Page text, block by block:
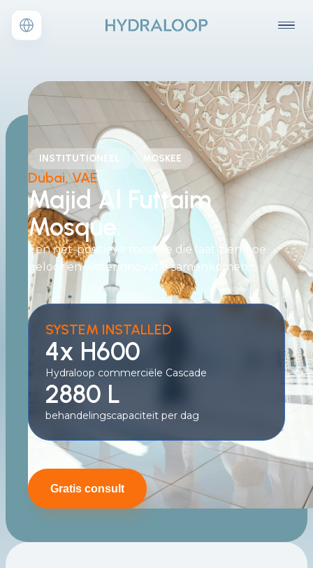
INSTITUTIONEEL MOSKEE
Dubai, VAE
Majid Al Futtaim
Mosque.
Een net-positieve moskee die laat zien hoe
geloof en waterinnovatie samenkomen.
SYSTEM INSTALLED
4x H600
Hydraloop commerciële Cascade
2880 L
behandelingscapaciteit per dag
Gratis consult